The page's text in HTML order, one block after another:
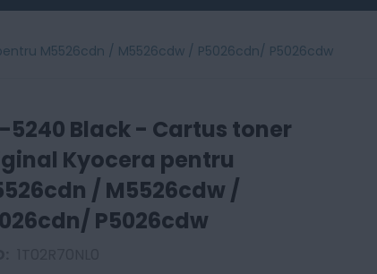
M5526cdn / M5526cdw / P5026cdn/ P5026cdw
5240 Black - Cartus toner
Kyocera pentru
/ M5526cdw /
P5026cdw